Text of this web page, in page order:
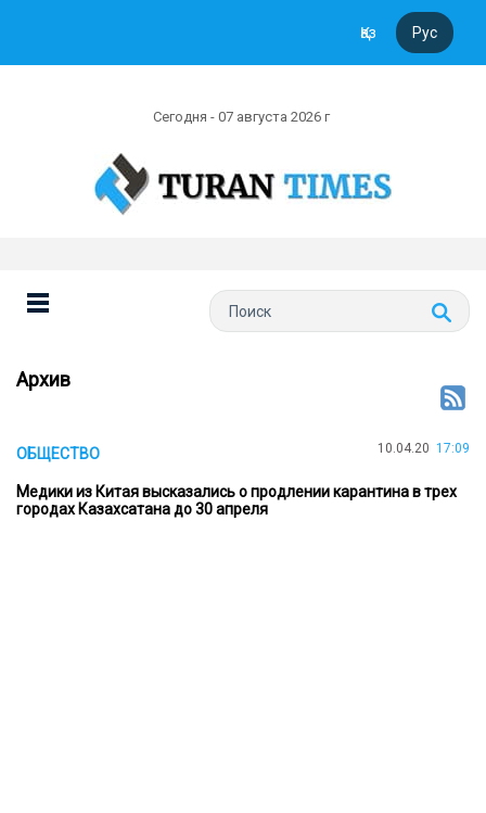
Қаз Рус
Сегодня - 07 августа 2026 г
Архив
ОБЩЕСТВО 10.04.20 17:09
Медики из Китая высказались о продлении карантина в трех
городах Казахсатана до 30 апреля